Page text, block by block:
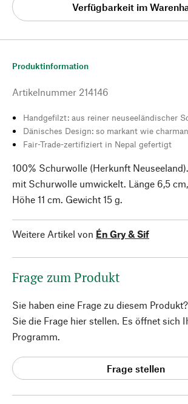
Verfügbarkeit im
Produktinformation
Artikelnummer 214146
Handgefilzt: aus reiner neuseeländischer
Dänisches Design: so markant wie
Fair-Trade-zertifiziert in Nepal gefertigt
100% Schurwolle (Herkunft
mit Schurwolle umwickelt. Länge 6,5
Höhe 11 cm. Gewicht 15 g.
Weitere Artikel von Én Gry & Sif
Frage zum Produkt
Sie haben eine Frage zu diesem
Sie die Frage hier stellen. Es öffnet sich
Programm.
Frage stellen